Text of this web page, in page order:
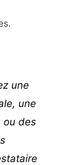
une
une
ou des